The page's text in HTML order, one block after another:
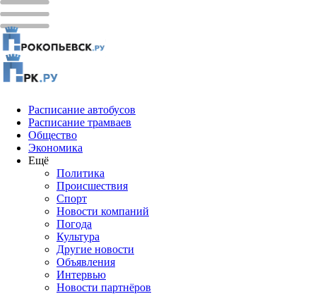
Расписание автобусов
Расписание трамваев
Общество
Экономика
Ещё
Политика
Проиcшествия
Спорт
Новости компаний
Погода
Культура
Другие новости
Объявления
Интервью
Новости партнёров